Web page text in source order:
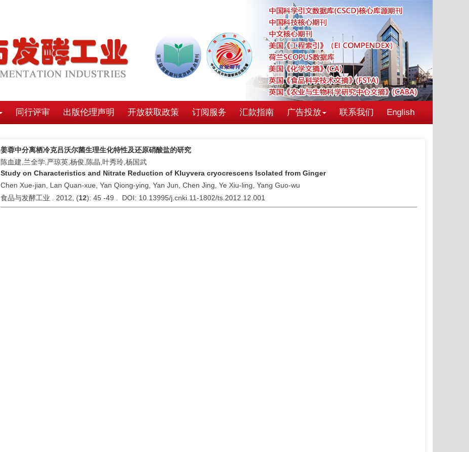
同行评审 出版伦理声明 开放获取政策 订阅服务 汇款指南 广告投放 联系我们 English
姜蓉中分离栖冷克吕沃尔菌生理生化特性及还原硝酸盐的研究
陈血建,兰全学,严琼英,杨俊,陈晶,叶秀玲,杨国武
Study on Characteristics and Nitrate Reduction of Kluyvera cryocrescens Isolated from Ginger
Chen Xue-jian, Lan Quan-xue, Yan Qiong-ying, Yan Jun, Chen Jing, Ye Xiu-ling, Yang Guo-wu
食品与发酵工业 . 2012, (12): 45 -49 . DOI: 10.13995/j.cnki.11-1802/ts.2012.12.001